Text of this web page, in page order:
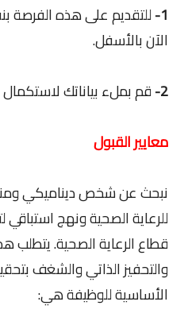
1- للتقديم على هذه الفرصة
الآن بالأسفل.
2- قم بملء بياناتك
معايير القبول
نبحث عن شخص ديناميكي
للرعاية الصحية ونهج استباقي
قطاع الرعاية الصحية. يتطلب
والتحفيز الذاتي والشغف
الأساسية للوظيفة هي: